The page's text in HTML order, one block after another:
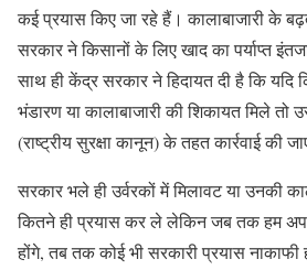
कई प्रयास किए जा रहे हैं। कालाबाजारी के
सरकार ने किसानों के लिए खाद का पर्याप्त
साथ ही केंद्र सरकार ने हिदायत दी है कि यदि
भंडारण या कालाबाजारी की शिकायत मिले
(राष्ट्रीय सुरक्षा कानून) के तहत कार्रवाई की
सरकार भले ही उर्वरकों में मिलावट या उनकी
कितने ही प्रयास कर ले लेकिन जब तक हम
होंगे, तब तक कोई भी सरकारी प्रयास नाकाफी